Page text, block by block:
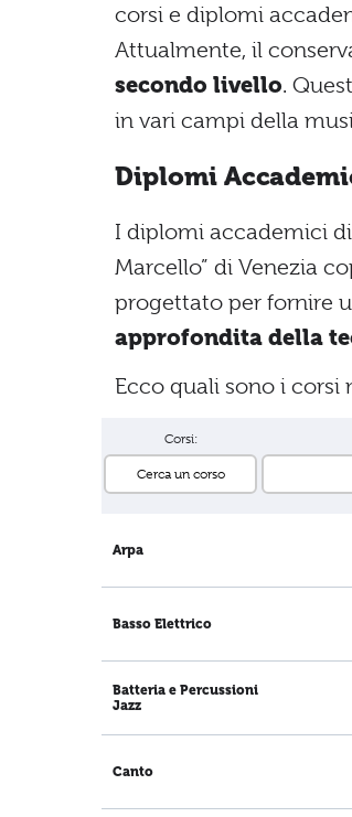
corsi e diplomi
Attualmente, il
secondo livello.
in vari campi della
Diplomi
I diplomi accademici
Marcello” di Venezia
progettato per fornire
approfondita della
Ecco quali sono i corsi
Corsi:
Arpa
Basso Elettrico
Batteria e Percussioni
Jazz
Canto